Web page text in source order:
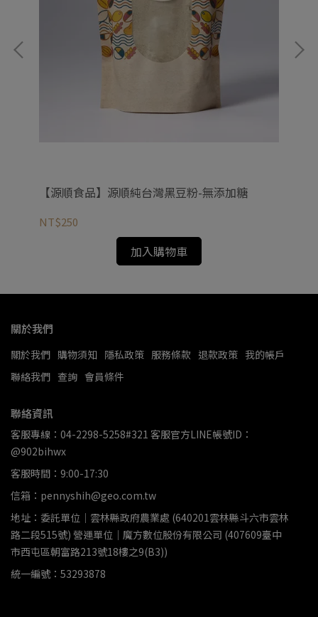
【源順食品】源順純台灣黑豆粉-無添加糖
NT$250
加入購物車
關於我們
關於我們 購物須知 隱私政策 服務條款 退款政策 我的帳戶
聯絡我們 查詢 會員條件
聯絡資訊
客服專線：04-2298-5258#321 客服官方LINE帳號ID：
@902bihwx
客服時間：9:00-17:30
信箱：pennyshih@geo.com.tw
地址：委託單位｜雲林縣政府農業處 (640201雲林縣斗六市雲林
路二段515號) 營運單位｜魔方數位股份有限公司 (407609臺中
市西屯區朝富路213號18樓之9(B3))
統一編號：53293878